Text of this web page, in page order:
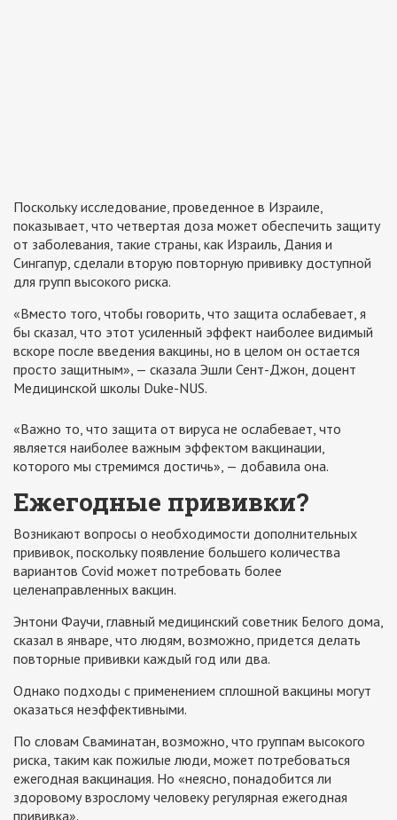
Поскольку исследование, проведенное в Израиле,
показывает, что четвертая доза может обеспечить защиту
от заболевания, такие страны, как Израиль, Дания и
Сингапур, сделали вторую повторную прививку доступной
для групп высокого риска.
«Вместо того, чтобы говорить, что защита ослабевает, я
бы сказал, что этот усиленный эффект наиболее видимый
вскоре после введения вакцины, но в целом он остается
просто защитным», — сказала Эшли Сент-Джон, доцент
Медицинской школы Duke-NUS.
«Важно то, что защита от вируса не ослабевает, что
является наиболее важным эффектом вакцинации,
которого мы стремимся достичь», — добавила она.
Ежегодные прививки?
Возникают вопросы о необходимости дополнительных
прививок, поскольку появление большего количества
вариантов Covid может потребовать более
целенаправленных вакцин.
Энтони Фаучи, главный медицинский советник Белого дома,
сказал в январе, что людям, возможно, придется делать
повторные прививки каждый год или два.
Однако подходы с применением сплошной вакцины могут
оказаться неэффективными.
По словам Сваминатан, возможно, что группам высокого
риска, таким как пожилые люди, может потребоваться
ежегодная вакцинация. Но «неясно, понадобится ли
здоровому взрослому человеку регулярная ежегодная
прививка».